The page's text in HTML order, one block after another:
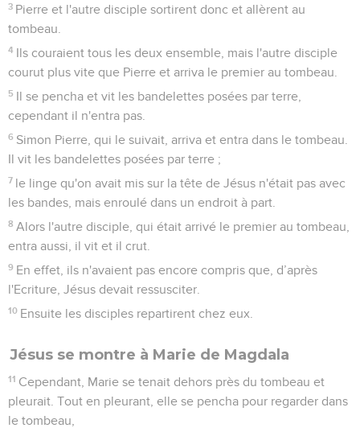
3 Pierre et l'autre disciple sortirent donc et allèrent au
tombeau.
4 Ils couraient tous les deux ensemble, mais l'autre disciple
courut plus vite que Pierre et arriva le premier au tombeau.
5 Il se pencha et vit les bandelettes posées par terre,
cependant il n'entra pas.
6 Simon Pierre, qui le suivait, arriva et entra dans le tombeau.
Il vit les bandelettes posées par terre ;
7 le linge qu'on avait mis sur la tête de Jésus n'était pas avec
les bandes, mais enroulé dans un endroit à part.
8 Alors l'autre disciple, qui était arrivé le premier au tombeau,
entra aussi, il vit et il crut.
9 En effet, ils n'avaient pas encore compris que, d’après
l'Ecriture, Jésus devait ressusciter.
10 Ensuite les disciples repartirent chez eux.
Jésus se montre à Marie de Magdala
11 Cependant, Marie se tenait dehors près du tombeau et
pleurait. Tout en pleurant, elle se pencha pour regarder dans
le tombeau,